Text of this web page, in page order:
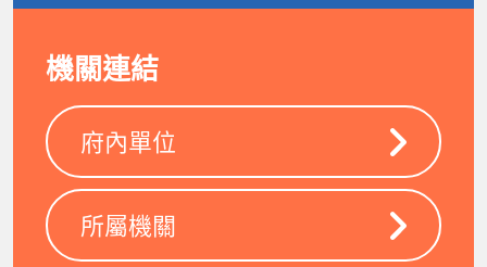
機關連結
府內單位
所屬機關